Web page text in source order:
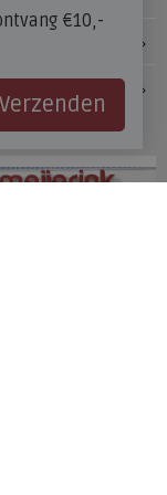
€10,-
Verzenden